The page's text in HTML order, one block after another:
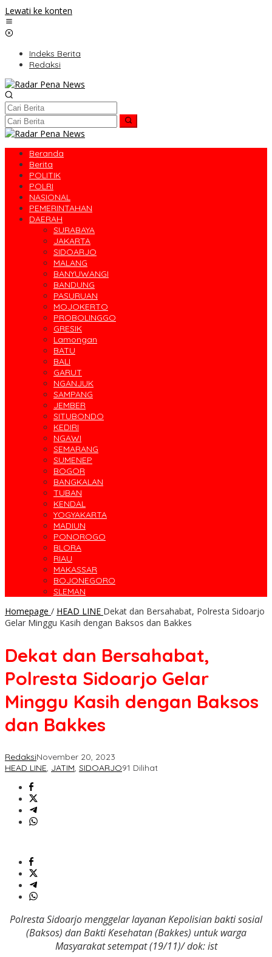
Lewati ke konten
Indeks Berita
Redaksi
Beranda
Berita
POLITIK
POLRI
NASIONAL
PEMERINTAHAN
DAERAH
SURABAYA
JAKARTA
SIDOARJO
MALANG
BANYUWANGI
BANDUNG
PASURUAN
MOJOKERTO
PROBOLINGGO
GRESIK
Lamongan
BATU
BALI
GARUT
NGANJUK
SAMPANG
JEMBER
SITUBONDO
KEDIRI
NGAWI
SEMARANG
SUMENEP
BOGOR
BANGKALAN
TUBAN
KENDAL
YOGYAKARTA
MADIUN
PONOROGO
BLORA
RIAU
MAKASSAR
BOJONEGORO
SLEMAN
Homepage / HEAD LINE Dekat dan Bersahabat, Polresta Sidoarjo
Gelar Minggu Kasih dengan Baksos dan Bakkes
Dekat dan Bersahabat,
Polresta Sidoarjo Gelar
Minggu Kasih dengan Baksos
dan Bakkes
RedaksiNovember 20, 2023
HEAD LINE, JATIM, SIDOARJO91 Dilihat
Polresta Sidoarjo menggelar layanan Kepolisian bakti sosial
(Baksos) dan Bakti Kesehatan (Bakkes) untuk warga
Masyarakat setempat (19/11)/ dok: ist